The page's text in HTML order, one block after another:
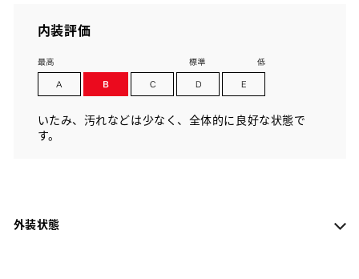
内装評価
いたみ、汚れなどは少なく、全体的に良好な状態で
す。
外装状態